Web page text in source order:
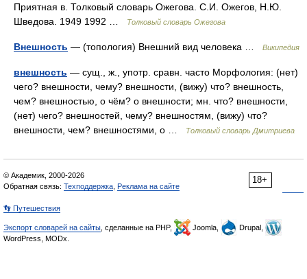
Приятная в. Толковый словарь Ожегова. С.И. Ожегов, Н.Ю.
Шведова. 1949 1992 …
Толковый словарь Ожегова
Внешность — (топология) Внешний вид человека … Википедия
внешность — сущ., ж., употр. сравн. часто Морфология: (нет)
чего? внешности, чему? внешности, (вижу) что? внешность,
чем? внешностью, о чём? о внешности; мн. что? внешности,
(нет) чего? внешностей, чему? внешностям, (вижу) что?
внешности, чем? внешностями, о …
Толковый словарь Дмитриева
18+
© Академик, 2000-2026
Обратная связь: Техподдержка Реклама на сайте
👣 Путешествия
Экспорт словарей на сайты , сделанные на PHP, Joomla,
Drupal,
WordPress, MODx.